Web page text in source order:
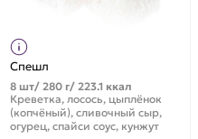
Спешл
8 шт/ 280 г/ 223.1 ккал
Креветка, лосось, цыплёнок
(копчёный), сливочный сыр,
огурец, спайси соус, кунжут